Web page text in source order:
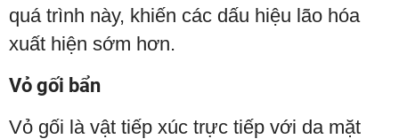
quá trình này, khiến các dấu hiệu lão hóa
xuất hiện sớm hơn.
Vỏ gối bẩn
Vỏ gối là vật tiếp xúc trực tiếp với da mặt